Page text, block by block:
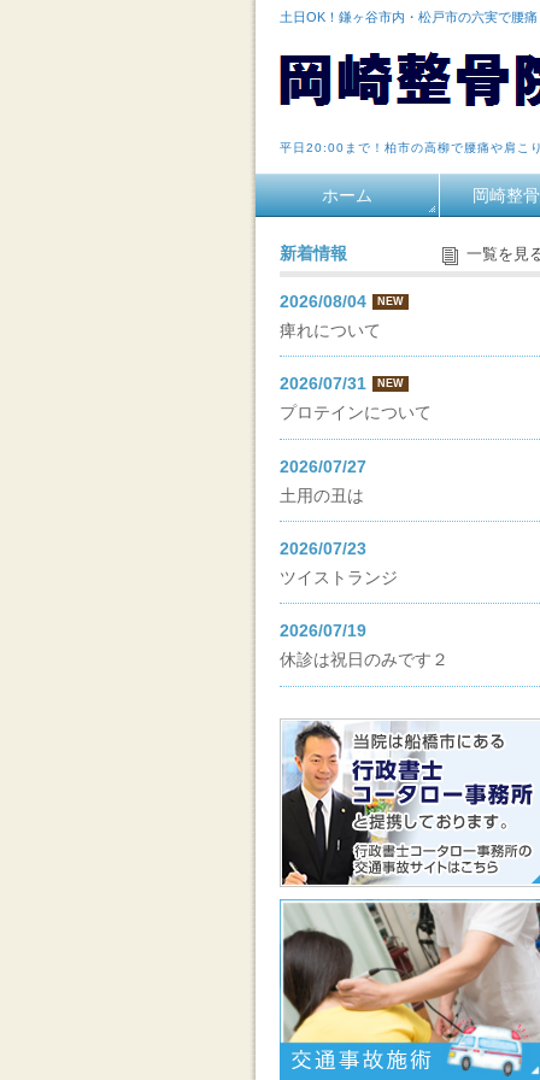
土日OK！鎌ヶ谷市内・松戸市の六実で腰
平日20:00まで！柏市の高柳で腰痛や肩こ
ホーム 岡崎整
新着情報 一覧を見
2026/08/04 NEW
痺れについて
2026/07/31 NEW
プロテインについて
2026/07/27
土用の丑は
2026/07/23
ツイストランジ
2026/07/19
休診は祝日のみです２